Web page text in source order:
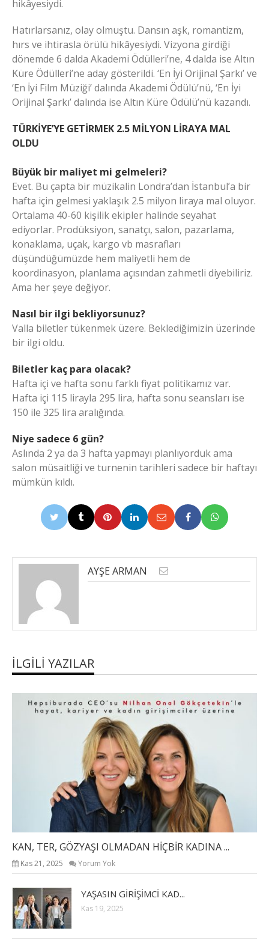
hikâyesiydi.
Hatırlarsanız, olay olmuştu. Dansın aşk, romantizm,
hırs ve ihtirasla örülü hikâyesiydi. Vizyona girdiği
dönemde 6 dalda Akademi Ödülleri’ne, 4 dalda ise Altın
Küre Ödülleri’ne aday gösterildi. ‘En İyi Orijinal Şarkı’ ve
‘En İyi Film Müziği’ dalında Akademi Ödülü’nü, ‘En İyi
Orijinal Şarkı’ dalında ise Altın Küre Ödülü’nü kazandı.
TÜRKİYE’YE GETİRMEK 2.5 MİLYON LİRAYA MAL
OLDU
Büyük bir maliyet mi gelmeleri?
Evet. Bu çapta bir müzikalin Londra’dan İstanbul’a bir
hafta için gelmesi yaklaşık 2.5 milyon liraya mal oluyor.
Ortalama 40-60 kişilik ekipler halinde seyahat
ediyorlar. Prodüksiyon, sanatçı, salon, pazarlama,
konaklama, uçak, kargo vb masrafları
düşündüğümüzde hem maliyetli hem de
koordinasyon, planlama açısından zahmetli diyebiliriz.
Ama her şeye değiyor.
Nasıl bir ilgi bekliyorsunuz?
Valla biletler tükenmek üzere. Beklediğimizin üzerinde
bir ilgi oldu.
Biletler kaç para olacak?
Hafta içi ve hafta sonu farklı fiyat politikamız var.
Hafta içi 115 lirayla 295 lira, hafta sonu seansları ise
150 ile 325 lira aralığında.
Niye sadece 6 gün?
Aslında 2 ya da 3 hafta yapmayı planlıyorduk ama
salon müsaitliği ve turnenin tarihleri sadece bir haftayı
mümkün kıldı.
AYŞE ARMAN
İLGILI YAZILAR
KAN, TER, GÖZYAŞI OLMADAN HİÇBİR KADINA ...
Kas 21, 2025 Yorum Yok
YAŞASIN GİRİŞİMCİ KAD...
Kas 19, 2025